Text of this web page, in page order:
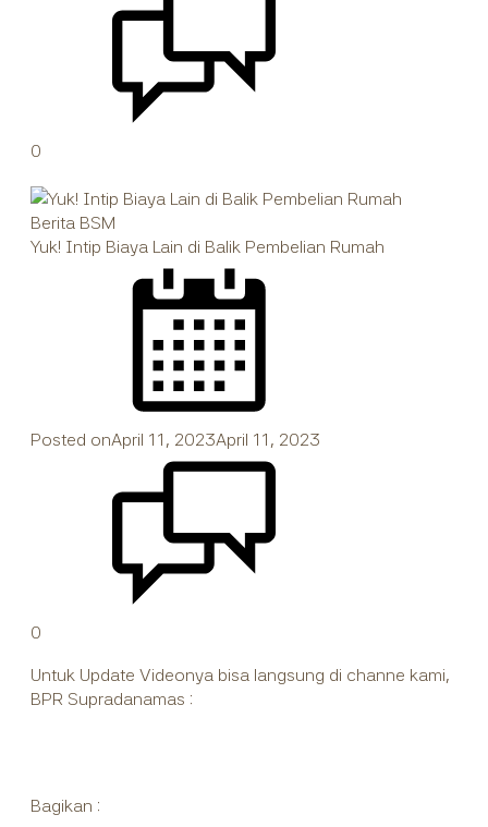
0
Berita BSM
Yuk! Intip Biaya Lain di Balik Pembelian Rumah
Posted onApril 11, 2023April 11, 2023
0
Untuk Update Videonya bisa langsung di channe kami,
BPR Supradanamas :
Bagikan :